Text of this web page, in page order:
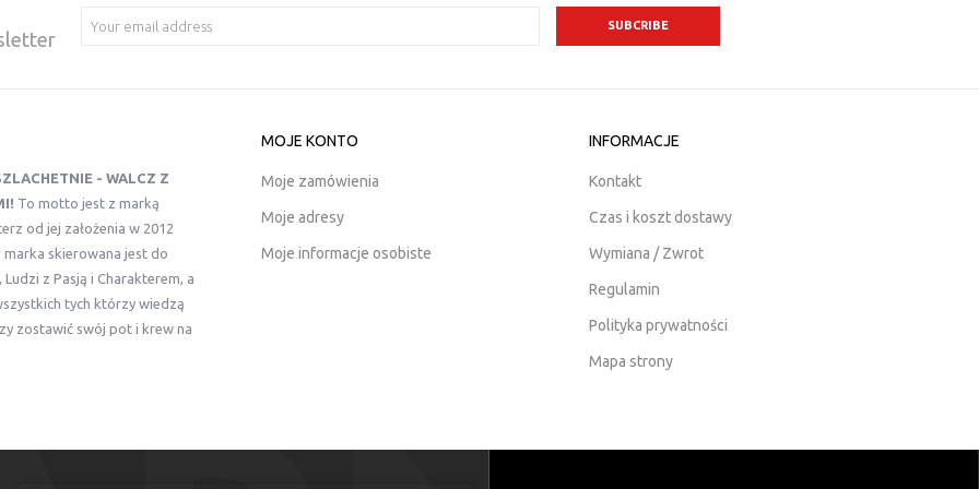
- WALCZ Z
To motto jest z marką
od jej założenia w 2012
marka skierowana jest do
z Pasją i Charakterem, a
tych którzy wiedzą
zostawić swój pot i krew na
MOJE KONTO
Moje zamówienia
Moje adresy
Moje informacje osobiste
INFORMACJE
Kontakt
Czas i koszt dostawy
Wymiana / Zwrot
Regulamin
Polityka prywatności
Mapa strony